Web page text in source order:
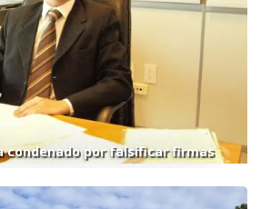
condenado por falsificar firmas